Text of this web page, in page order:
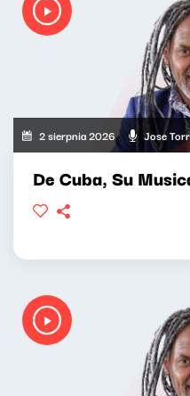
2 sierpnia 2026 Jose
De Cuba, Su